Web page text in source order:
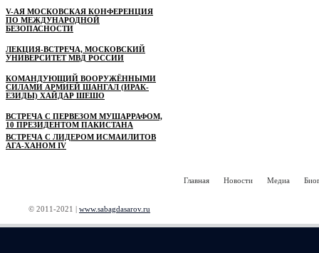
V-АЯ МОСКОВСКАЯ КОНФЕРЕНЦИЯ
ПО МЕЖДУНАРОДНОЙ
БЕЗОПАСНОСТИ
ЛЕКЦИЯ-ВСТРЕЧА, МОСКОВСКИЙ
УНИВЕРСИТЕТ МВД РОССИИ
КОМАНДУЮЩИЙ ВООРУЖЁННЫМИ
СИЛАМИ АРМИЕЙ ШАНГАЛ (ИРАК-
ЕЗИДЫ) ХАЙДАР ШЕШО
ВСТРЕЧА С ПЕРВЕЗОМ МУШАРРАФОМ,
10 ПРЕЗИДЕНТОМ ПАКИСТАНА
ВСТРЕЧА С ЛИДЕРОМ ИСМАИЛИТОВ
АГА-ХАНОМ IV
Главная Новости Медиа
© 2011-2021 | www.sabagdasarov.ru